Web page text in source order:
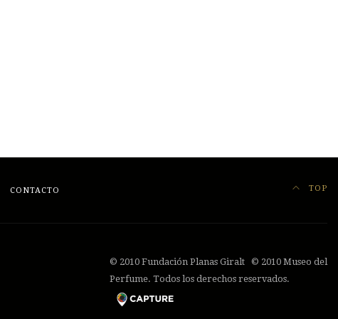
CONTACTO TOP
© 2010 Fundación Planas Giralt © 2010 Museo del
Perfume. Todos los derechos reservados.